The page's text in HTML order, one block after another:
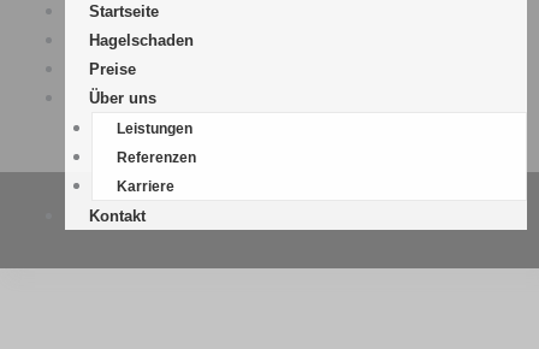
Startseite
Hagelschaden
Preise
Über uns
Leistungen
Referenzen
Karriere
Kontakt